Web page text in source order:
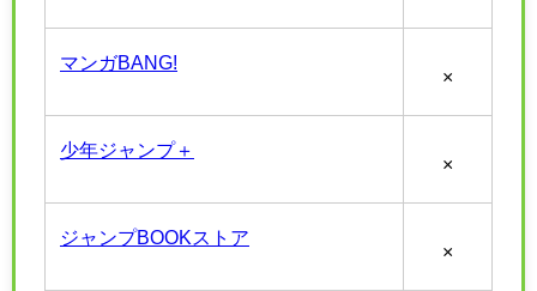
マンガBANG!
×
少年ジャンプ＋
×
ジャンプBOOKストア
×